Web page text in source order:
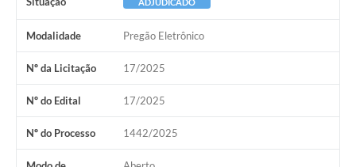
ADJUDICADO
Modalidade Pregão Eletrônico
Nº da Licitação 17/2025
Nº do Edital 17/2025
Nº do Processo 1442/2025